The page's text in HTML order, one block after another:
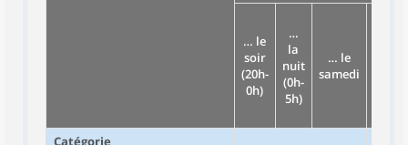
… le
soir
(20h-
0h)
…
la
nuit
(0h-
5h)
… le
samedi
Catégorie